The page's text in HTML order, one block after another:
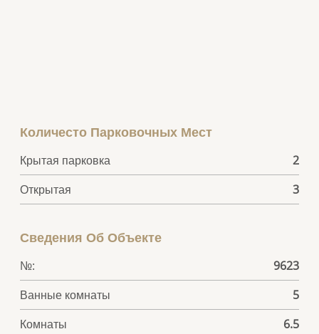
Количесто Парковочных Мест
Крытая парковка
2
Открытая
3
Сведения Об Объекте
№:
9623
Ванные комнаты
5
Комнаты
6.5